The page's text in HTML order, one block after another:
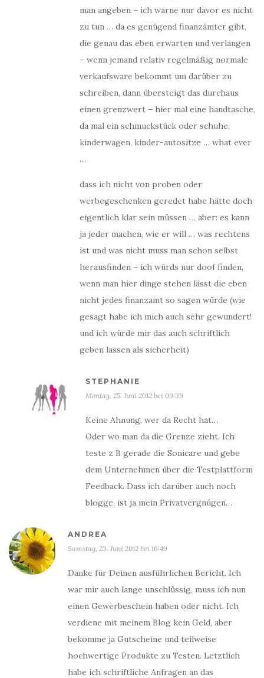
man angeben – ich warne nur davor es nicht
zu tun … da es genügend finanzämter gibt,
die genau das eben erwarten und verlangen
– wenn jemand relativ regelmäßig normale
verkaufsware bekommt um darüber zu
schreiben, dann übersteigt das durchaus
einen grenzwert – hier mal eine handtasche,
da mal ein schmuckstück oder schuhe,
kinderwagen, kinder-autositze … what ever
…
dass ich nicht von proben oder
werbegeschenken geredet habe hätte doch
eigentlich klar sein müssen … aber: es kann
ja jeder machen, wie er will … was rechtens
ist und was nicht muss man schon selbst
herausfinden – ich würds nur doof finden,
wenn man hier dinge stehen lässt die eben
nicht jedes finanzamt so sagen würde (wie
gesagt habe ich mich auch sehr gewundert!
und ich würde mir das auch schriftlich
geben lassen als sicherheit)
STEPHANIE
Montag, 25. Juni 2012 bei 09:39
Keine Ahnung, wer da Recht hat…
Oder wo man da die Grenze zieht. Ich
teste z B gerade die Sonicare und gebe
dem Unternehmen über die Testplattform
Feedback. Dass ich darüber auch noch
blogge, ist ja mein Privatvergnügen…
ANDREA
Samstag, 23. Juni 2012 bei 16:49
Danke für Deinen ausführlichen Bericht. Ich
war mir auch lange unschlüssig, muss ich nun
einen Gewerbeschein haben oder nicht. Ich
verdiene mit meinem Blog kein Geld, aber
bekomme ja Gutscheine und teilweise
hochwertige Produkte zu Testen. Letztlich
habe ich schriftliche Anfragen an das